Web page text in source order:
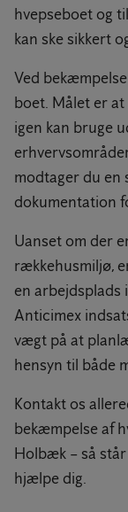
hvepseboet og
kan ske sikkert
Ved
boet. Målet er
igen kan bruge
modtager du en
dokumentation
Uanset om der
rækkehusmiljø,
en arbejdsplads
Anticimex
vægt på at
hensyn til både
Kontakt os
bekæmpelse af
Holbæk – så
hjælpe dig.